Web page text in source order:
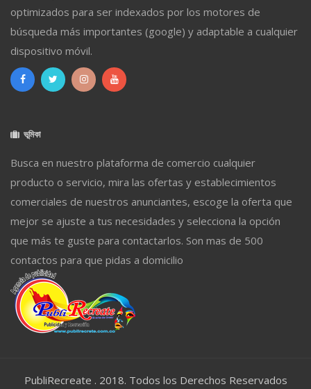
optimizados para ser indexados por los motores de
búsqueda más importantes (google) y adaptable a cualquier
dispositivo móvil.
ভূমিকা
Busca en nuestro plataforma de comercio cualquier
producto o servicio, mira las ofertas y establecimientos
comerciales de nuestros anunciantes, escoge la oferta que
mejor se ajuste a tus necesidades y selecciona la opción
que más te guste para contactarlos. Son mas de 500
contactos para que pidas a domicilio
PubliRecreate . 2018. Todos los Derechos Reservados